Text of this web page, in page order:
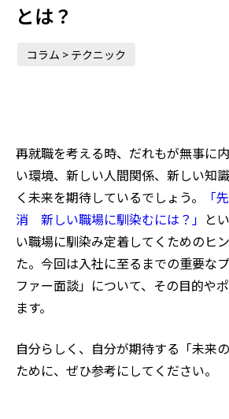
とは？
コラム > テクニック
再就職を考える時、だれもが無事に
い環境、新しい人間関係、新しい知
く未来を期待しているでしょう。
「
消 新しい職場に馴染むには？」 と
い職場に馴染み定着してくためのヒ
た。今回は入社に至るまでの重要な
ファー面談」について、その目的や
ます。
自分らしく、自分が期待する「未来
ために、ぜひ参考にしてください。